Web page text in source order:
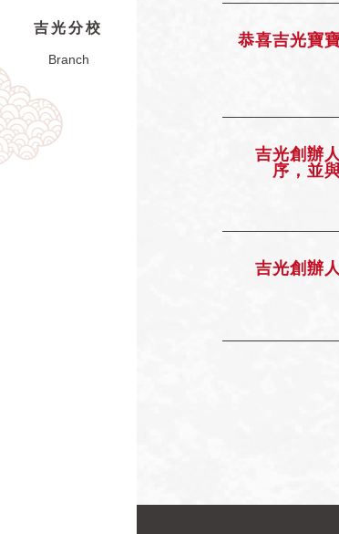
吉光分校
Branch
恭喜吉光寶
吉光創辦
序，並
吉光創辦